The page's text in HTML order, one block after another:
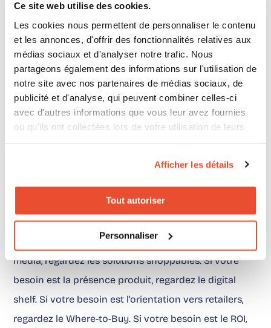
Ce site web utilise des cookies.
Les cookies nous permettent de personnaliser le contenu
et les annonces, d'offrir des fonctionnalités relatives aux
médias sociaux et d'analyser notre trafic. Nous
partageons également des informations sur l'utilisation de
notre site avec nos partenaires de médias sociaux, de
publicité et d'analyse, qui peuvent combiner celles-ci
avec d'autres informations que vous leur avez fournies
ou qu'ils ont collectées lors de votre utilisation de leurs
Afficher les détails
Tout autoriser
Personnaliser
les KPI orientés intention
essentiels. Ils permettent de passer d’une lecture de
trafic à une lecture de performance shopper
marketing.
Ce qu’on recommande
concrètement
Avant de chercher unealternative ChannelSight,
clarifiez le problème. Si votre besoin est surtout
média, regardez les solutions shoppables. Si votre
besoin est la présence produit, regardez le digital
shelf. Si votre besoin est l’orientation vers retailers,
regardez le Where-to-Buy. Si votre besoin est le ROI,